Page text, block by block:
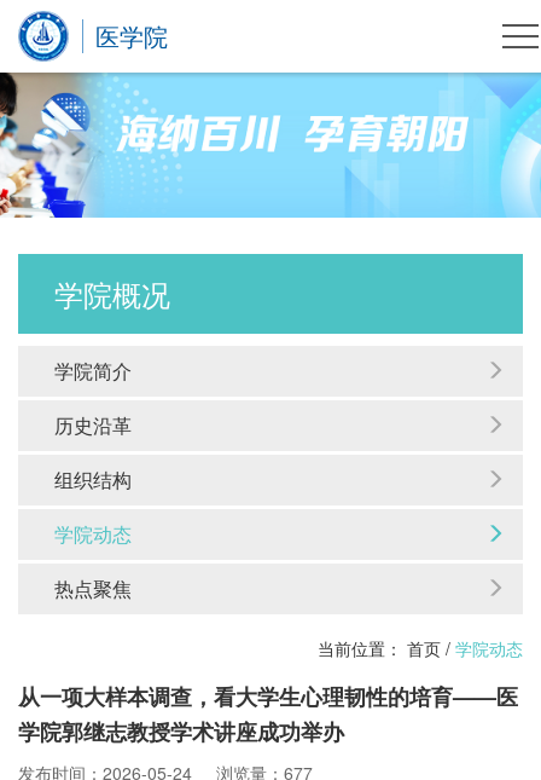
医学院
学院概况
学院简介
历史沿革
组织结构
学院动态
热点聚焦
当前位置： 首页 / 学院动态
从一项大样本调查，看大学生心理韧性的培育——医
学院郭继志教授学术讲座成功举办
发布时间：2026-05-24 浏览量：677